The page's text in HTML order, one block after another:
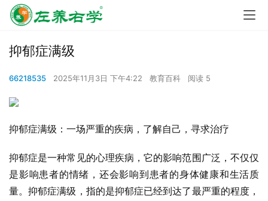
抑郁症满级
66218535 2025年11月3日 下午4:22 教育百科 阅读 5
抑郁症满级：一场严重的疾病，了解自己，寻求治疗
抑郁症是一种常见的心理疾病，它的影响范围广泛，不仅仅
是影响患者的情绪，还会影响到患者的身体健康和生活质
量。抑郁症满级，指的是抑郁症已经到达了最严重的程度，